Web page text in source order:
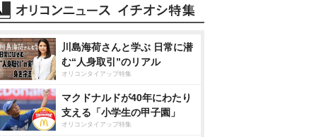
川島海荷さんと学ぶ 日常に潜
む“人身取引”のリアル
オリコンタイアップ特集
マクドナルドが40年にわたり
支える「小学生の甲子園」
オリコンタイアップ特集